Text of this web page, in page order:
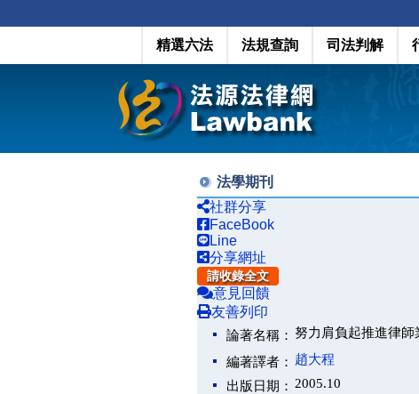
精選六法 法規查詢 司法判解
法學期刊
社群分享
FaceBook
Line
分享網址
請收錄全文
意見回饋
友善列印
論著名稱： 努力肩負起推進律
編著譯者： 趙大程
出版日期： 2005.10